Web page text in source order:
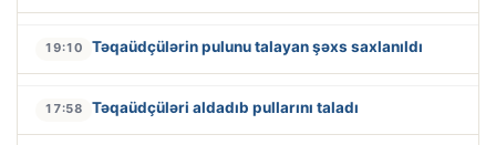
19:10 Təqaüdçülərin pulunu talayan şəxs saxlanıldı
17:58 Təqaüdçüləri aldadıb pullarını taladı